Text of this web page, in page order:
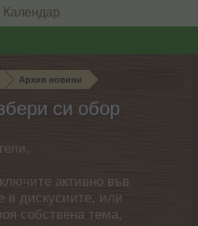
Архив новини
си обор
активно във
в дискусиите, или
собствена тема,
Календар